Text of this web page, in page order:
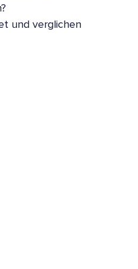
und verglichen